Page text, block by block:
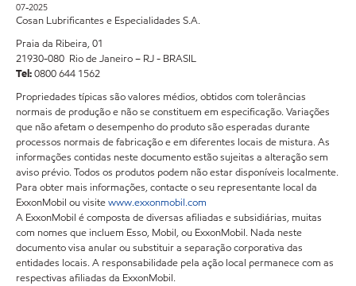
07-2025
Cosan Lubrificantes e Especialidades S.A.
Praia da Ribeira, 01
21930-080 Rio de Janeiro – RJ - BRASIL
Tel:0800 644 1562
Propriedades típicas são valores médios, obtidos com tolerâncias
normais de produção e não se constituem em especificação. Variações
que não afetam o desempenho do produto são esperadas durante
processos normais de fabricação e em diferentes locais de mistura. As
informações contidas neste documento estão sujeitas a alteração sem
aviso prévio. Todos os produtos podem não estar disponíveis localmente.
Para obter mais informações, contacte o seu representante local da
ExxonMobil ou visitewww.exxonmobil.com
A ExxonMobil é composta de diversas afiliadas e subsidiárias, muitas
com nomes que incluem Esso, Mobil, ou ExxonMobil. Nada neste
documento visa anular ou substituir a separação corporativa das
entidades locais. A responsabilidade pela ação local permanece com as
respectivas afiliadas da ExxonMobil.